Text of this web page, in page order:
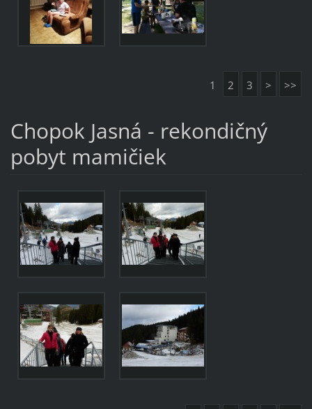
1 2 3 > >>
Chopok Jasná - rekondičný
pobyt mamičiek